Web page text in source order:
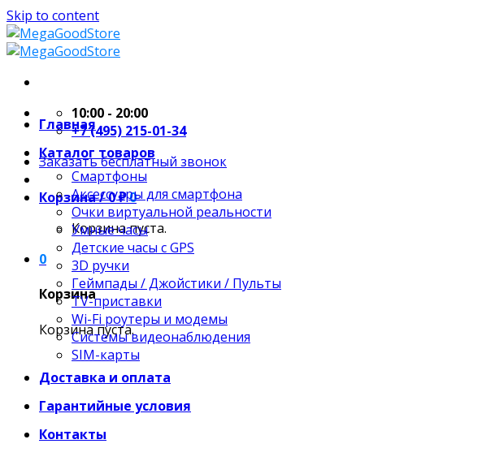
Skip to content
10:00 - 20:00
+7 (495) 215-01-34
Заказать бесплатный звонок
Корзина /0₽0
Корзина пуста.
0
Корзина
Корзина пуста.
Главная
Каталог товаров
Смартфоны
Аксессуары для смартфона
Очки виртуальной реальности
Умные часы
Детские часы с GPS
3D ручки
Геймпады / Джойстики / Пульты
TV-приставки
Wi-Fi роутеры и модемы
Системы видеонаблюдения
SIM-карты
Доставка и оплата
Гарантийные условия
Контакты